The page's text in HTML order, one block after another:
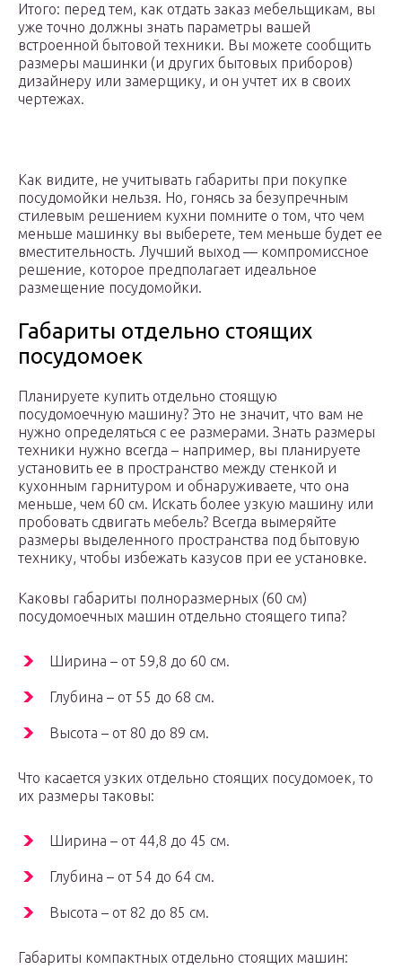
Итого: перед тем, как отдать заказ мебельщикам, вы
уже точно должны знать параметры вашей
встроенной бытовой техники. Вы можете сообщить
размеры машинки (и других бытовых приборов)
дизайнеру или замерщику, и он учтет их в своих
чертежах.
Как видите, не учитывать габариты при покупке
посудомойки нельзя. Но, гонясь за безупречным
стилевым решением кухни помните о том, что чем
меньше машинку вы выберете, тем меньше будет ее
вместительность. Лучший выход — компромиссное
решение, которое предполагает идеальное
размещение посудомойки.
Габариты отдельно стоящих
посудомоек
Планируете купить отдельно стоящую
посудомоечную машину? Это не значит, что вам не
нужно определяться с ее размерами. Знать размеры
техники нужно всегда – например, вы планируете
установить ее в пространство между стенкой и
кухонным гарнитуром и обнаруживаете, что она
меньше, чем 60 см. Искать более узкую машину или
пробовать сдвигать мебель? Всегда вымеряйте
размеры выделенного пространства под бытовую
технику, чтобы избежать казусов при ее установке.
Каковы габариты полноразмерных (60 см)
посудомоечных машин отдельно стоящего типа?
Ширина – от 59,8 до 60 см.
Глубина – от 55 до 68 см.
Высота – от 80 до 89 см.
Что касается узких отдельно стоящих посудомоек, то
их размеры таковы:
Ширина – от 44,8 до 45 см.
Глубина – от 54 до 64 см.
Высота – от 82 до 85 см.
Габариты компактных отдельно стоящих машин: